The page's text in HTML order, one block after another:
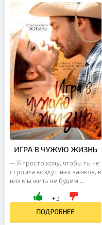
ИГРА В ЧУЖУЮ ЖИЗНЬ
— Я просто хочу, чтобы ты не
строила воздушных замков, в
них мы жить не будем.
тянет к тебе, тебя ко мне. Мы
+3
ПОДРОБНЕЕ